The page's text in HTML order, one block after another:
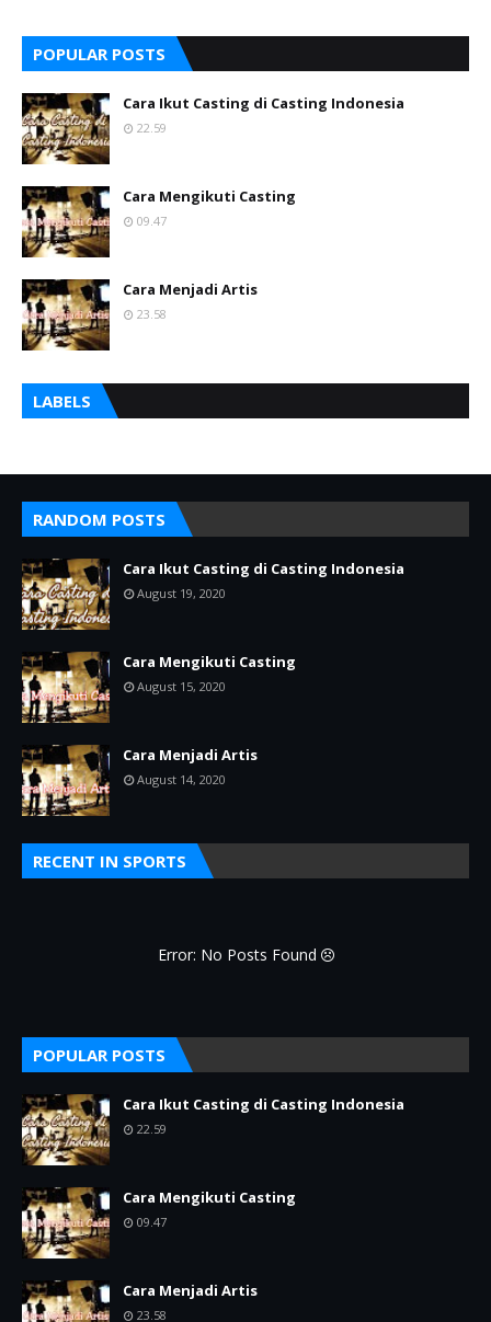
POPULAR POSTS
Cara Ikut Casting di Casting Indonesia
22.59
Cara Mengikuti Casting
09.47
Cara Menjadi Artis
23.58
LABELS
RANDOM POSTS
Cara Ikut Casting di Casting Indonesia
August 19, 2020
Cara Mengikuti Casting
August 15, 2020
Cara Menjadi Artis
August 14, 2020
RECENT IN SPORTS
Error: No Posts Found
POPULAR POSTS
Cara Ikut Casting di Casting Indonesia
22.59
Cara Mengikuti Casting
09.47
Cara Menjadi Artis
23.58